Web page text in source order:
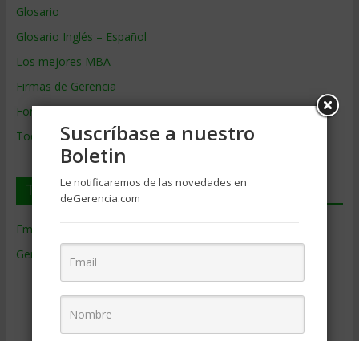
Glosario
Glosario Inglés – Español
Los mejores MBA
Firmas de Gerencia
Formación de Gerencia
Todos los Temas
Temas de Gerencia
Empresas de Gerencia
Gerencia
(9.477)
Contabilidad(466)
Suscríbase a nuestro
Boletin
Le notificaremos de las novedades en
deGerencia.com